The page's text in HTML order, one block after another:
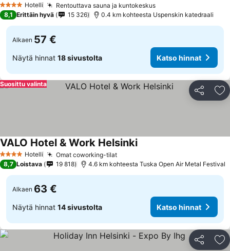
4 Tähtiluokitus
Hotelli Rentouttava sauna ja kuntokeskusKatso hinnat
8,1 Erittäin hyvä 15 326 0.4 km kohteesta Uspenskin katedraali
Alkaen 57 €
Näytä hinnat 18 sivustolta Katso hinnat
Jaa
Suosittu valinta
4 Tähtiluokitus
Hotelli Omat coworking-tilatKatso hinnat
VALO Hotel & Work HelsinkiKatso hinnat
8,7 Loistava 19 818 4.6 km kohteesta Tuska Open Air Metal Festival
Alkaen 63 €
Näytä hinnat 14 sivustolta Katso hinnat
Jaa